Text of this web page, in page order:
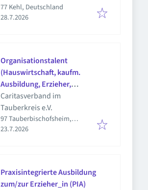
77 Kehl, Deutschland
Veröffentlicht
28.7.2026
Organisationstalent
(Hauswirtschaft, kaufm.
Ausbildung, Erzieher,
Sozialpädagoge) (m/w/d)
Caritasverband im
Tauberkreis e.V.
97 Tauberbischofsheim,
Deutschland
Veröffentlicht
23.7.2026
Praxisintegrierte Ausbildung
zum/zur Erzieher_in (PIA)